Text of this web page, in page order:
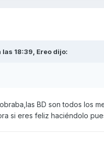
18:39, Ereo dijo:
BD son todos los
si eres feliz haciéndolo